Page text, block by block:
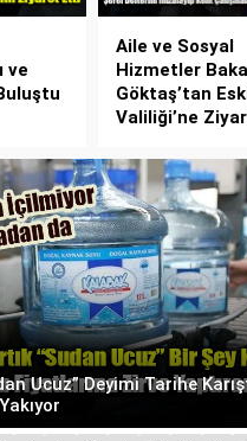
ve
Aile ve Sosyal
Hizmetler
Göktaş’tan
Valiliği’ne
30 Günlük Hizmet:
Açıldı!